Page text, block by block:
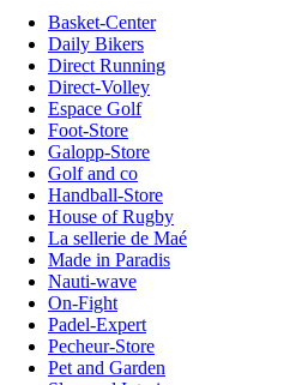
Basket-Center
Daily Bikers
Direct Running
Direct-Volley
Espace Golf
Foot-Store
Galopp-Store
Golf and co
Handball-Store
House of Rugby
La sellerie de Maé
Made in Paradis
Nauti-wave
On-Fight
Padel-Expert
Pecheur-Store
Pet and Garden